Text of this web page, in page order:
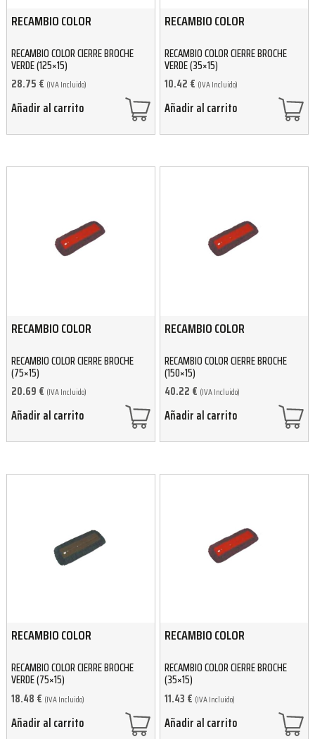
RECAMBIO COLOR
RECAMBIO COLOR CIERRE BROCHE
VERDE (125×15)
28.75 € (IVA Incluido)
Añadir al carrito
RECAMBIO COLOR
RECAMBIO COLOR CIERRE BROCHE
VERDE (35×15)
10.42 € (IVA Incluido)
Añadir al carrito
RECAMBIO COLOR
RECAMBIO COLOR CIERRE BROCHE
(75×15)
20.69 € (IVA Incluido)
Añadir al carrito
RECAMBIO COLOR
RECAMBIO COLOR CIERRE BROCHE
(150×15)
40.22 € (IVA Incluido)
Añadir al carrito
RECAMBIO COLOR
RECAMBIO COLOR CIERRE BROCHE
VERDE (75×15)
18.48 € (IVA Incluido)
Añadir al carrito
RECAMBIO COLOR
RECAMBIO COLOR CIERRE BROCHE
(35×15)
11.43 € (IVA Incluido)
Añadir al carrito